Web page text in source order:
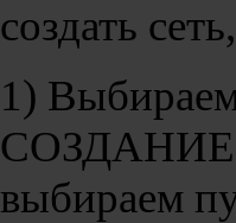
создать
1)
выбираем